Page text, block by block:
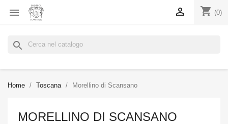
 shopping_cart (0)

search
Home Toscana Morellino di Scansano
MORELLINO DI SCANSANO